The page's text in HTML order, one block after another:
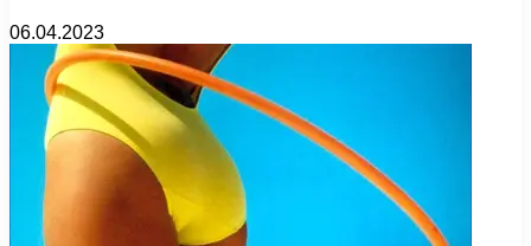
06.04.2023